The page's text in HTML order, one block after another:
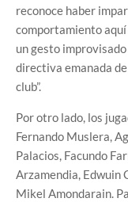
reconoce haber
comportamiento aquí
un gesto
directiva emanada
club”.
Por otro lado, los
Fernando Muslera,
Palacios, Facundo
Arzamendia, Edwuin
Mikel Amondarain.